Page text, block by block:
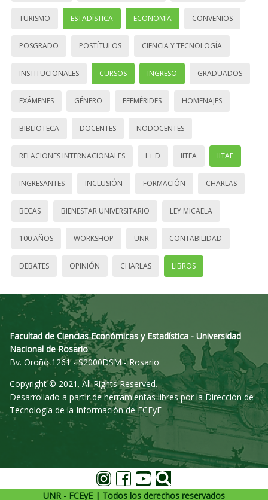
TURISMO ESTADÍSTICA ECONOMÍA CONVENIOS
POSGRADO POSTÍTULOS CIENCIA Y TECNOLOGÍA
INSTITUCIONALES CURSOS INGRESO GRADUADOS
EXÁMENES GÉNERO EFEMÉRIDES HOMENAJES
BIBLIOTECA DOCENTES NODOCENTES
RELACIONES INTERNACIONALES I + D IITEA IITAE
INGRESANTES INCLUSIÓN FORMACIÓN CHARLAS
BECAS BIENESTAR UNIVERSITARIO LEY MICAELA
100 AÑOS WORKSHOP UNR CONTABILIDAD
DEBATES OPINIÓN CHARLAS LIBROS
Facultad de Ciencias Económicas y Estadística - Universidad
Nacional de Rosario
Bv. Oroño 1261 - S2000DSM - Rosario
Copyright © 2021. All Rights Reserved.
Desarrollado a partir de herramientas libres por la Dirección de
Tecnología de la Información de FCEyE
UNR - FCEyE | Todos los derechos reservados